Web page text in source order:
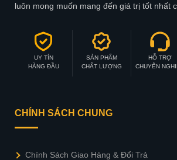
luôn mong muốn mang đến giá trị tốt nhất
UY TÍN
HÀNG ĐẦU
SẢN PHẨM
CHẤT LƯỢNG
HỖ TRỢ
CHUYÊN
CHÍNH SÁCH CHUNG
Chính Sách Giao Hàng & Đổi Trả